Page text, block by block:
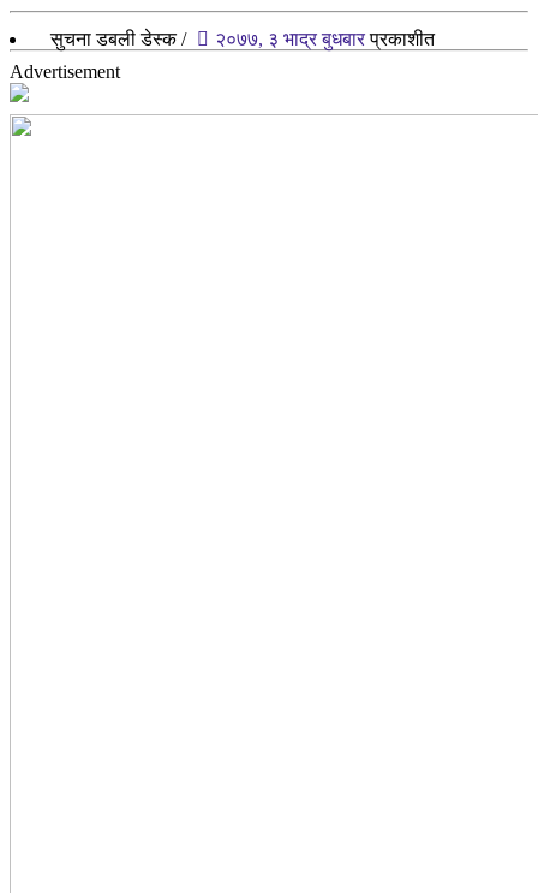
सुचना डबली डेस्क/ २०७७, ३ भाद्र बुधबारप्रकाशीत
Advertisement